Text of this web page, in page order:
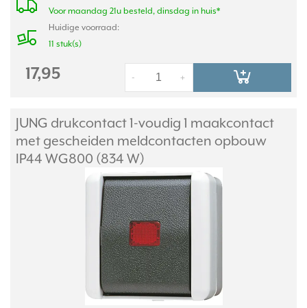
Voor maandag 21u besteld, dinsdag in huis*
Huidige voorraad:
11 stuk(s)
17,95 +
-
JUNG drukcontact 1-voudig 1 maakcontact
met gescheiden meldcontacten opbouw
IP44 WG800 (834 W)